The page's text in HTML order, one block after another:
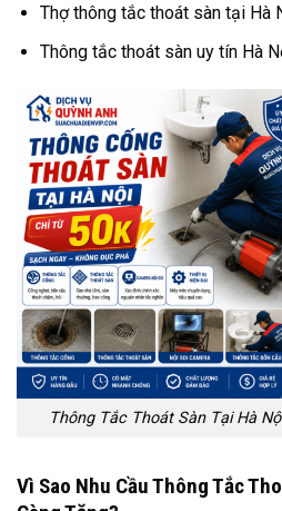
Thợ thông tắc thoát sàn tại Hà
Thông tắc thoát sàn uy tín Hà
Thông Tắc Thoát Sàn Tại Hà
Vì Sao Nhu Cầu Thông Tắc